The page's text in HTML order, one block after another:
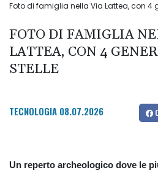
Foto di famiglia nella Via Lattea, con 4
FOTO DI FAMIGLIA
LATTEA, CON 4
STELLE
TECNOLOGIA 08.07.2026
Un reperto archeologico dove le